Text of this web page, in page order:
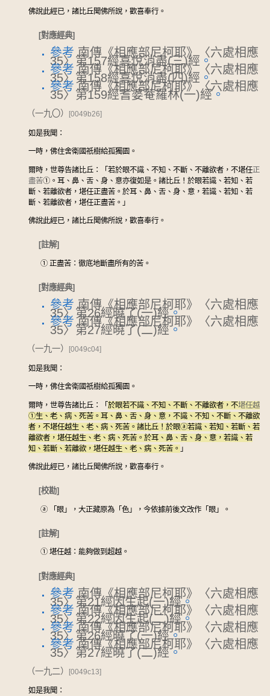
佛說此經已，諸比丘聞佛所說，歡喜奉行。
[對應經典]
參考南傳《相應部尼柯耶》〈六處相應
35〉第157經喜悅消盡(三)經 。
參考南傳《相應部尼柯耶》〈六處相應
35〉第158經喜悅消盡(四)經 。
參考南傳《相應部尼柯耶》〈六處相應
35〉第159經耆婆菴羅林(一)經。
（一九〇） [0049b26]
如是我聞：
一時，佛住舍衛國祇樹給孤獨園。
爾時，世尊告諸比丘：「若於眼不識、不知、不斷、不離欲者，不堪任正
盡苦① 。耳、鼻、舌、身、意亦復如是。諸比丘！於眼若識、若知、若
斷、若離欲者，堪任正盡苦。於耳、鼻、舌、身、意，若識、若知、若
斷、若離欲者，堪任正盡苦。」
佛說此經已，諸比丘聞佛所說，歡喜奉行。
[註解]
① 正盡苦：徹底地斷盡所有的苦。
[對應經典]
參考南傳《相應部尼柯耶》〈六處相應
35〉第26經曉了(一)經。
參考南傳《相應部尼柯耶》〈六處相應
35〉第27經曉了(二)經。
（一九一） [0049c04]
如是我聞：
一時，佛住舍衛國祇樹給孤獨園。
爾時，世尊告諸比丘：「 於眼若不識、不知、不斷、不離欲者，不堪任越
①生、老、病、死苦。耳、鼻、舌、身、意，不識、不知、不斷、不離欲
者，不堪任越生、老、病、死苦。諸比丘！於眼ⓐ若識、若知、若斷、若
離欲者，堪任越生、老、病、死苦。於耳、鼻、舌、身、意，若識、若
知、若斷、若離欲，堪任越生、老、病、死苦。 」
佛說此經已，諸比丘聞佛所說，歡喜奉行。
[校勘]
ⓐ 「眼」，大正藏原為「色」，今依據前後文改作「眼」。
[註解]
① 堪任越：能夠做到超越。
[對應經典]
參考南傳《相應部尼柯耶》〈六處相應
35〉第21經因生起(一)經。
參考南傳《相應部尼柯耶》〈六處相應
35〉第22經因生起(二)經。
參考南傳《相應部尼柯耶》〈六處相應
35〉第26經曉了(一)經。
參考南傳《相應部尼柯耶》〈六處相應
35〉第27經曉了(二)經。
（一九二） [0049c13]
如是我聞：